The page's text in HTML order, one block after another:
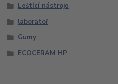
Leštící nástroje
laboratoř
Gumy
ECOCERAM HP